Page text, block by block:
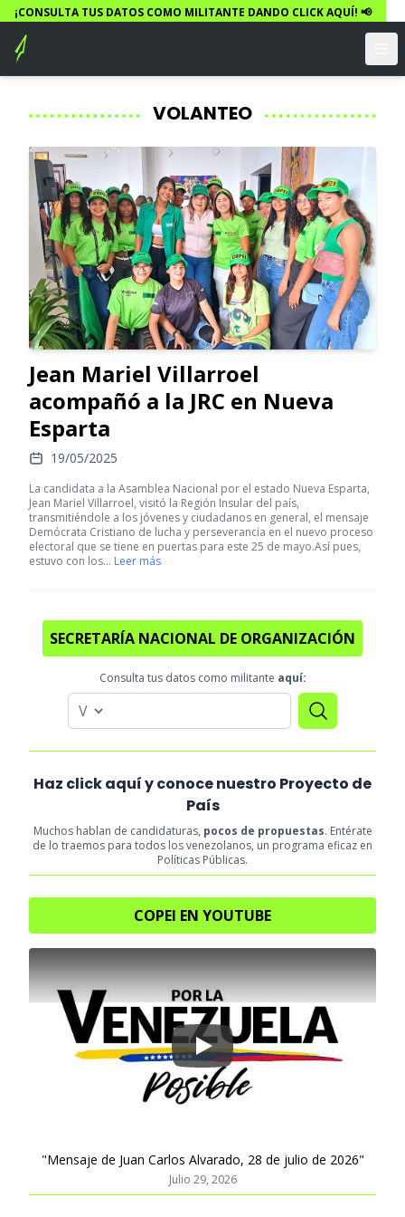
¡CONSULTA TUS DATOS COMO MILITANTE DANDO CLICK AQUÍ! 📢
VOLANTEO
Jean Mariel Villarroel
acompañó a la JRC en Nueva
Esparta
19/05/2025
La candidata a la Asamblea Nacional por el estado Nueva Esparta,
Jean Mariel Villarroel, visitó la Región Insular del país,
transmitiéndole a los jóvenes y ciudadanos en general, el mensaje
Demócrata Cristiano de lucha y perseverancia en el nuevo proceso
electoral que se tiene en puertas para este 25 de mayo.‎‎Así pues,
estuvo con los… Leer más
SECRETARÍA NACIONAL DE ORGANIZACIÓN
Consulta tus datos como militante aquí:
Haz click aquí y conoce nuestro Proyecto de
País
Muchos hablan de candidaturas, pocos de propuestas. Entérate
de lo traemos para todos los venezolanos, un programa eficaz en
Políticas Públicas.
COPEI EN YOUTUBE
Play
"Mensaje de Juan Carlos Alvarado, 28 de julio de 2026"
Julio 29, 2026